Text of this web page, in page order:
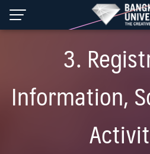
Skip
3.
Information,